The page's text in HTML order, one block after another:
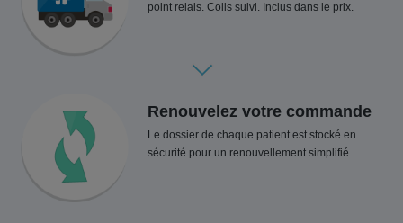
point relais. Colis suivi. Inclus dans le prix.
Renouvelez votre commande
Le dossier de chaque patient est stocké en
sécurité pour un renouvellement simplifié.